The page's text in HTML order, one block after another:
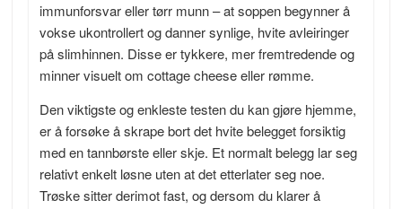
immunforsvar eller tørr munn – at soppen begynner å
vokse ukontrollert og danner synlige, hvite avleiringer
på slimhinnen. Disse er tykkere, mer fremtredende og
minner visuelt om cottage cheese eller rømme.
Den viktigste og enkleste testen du kan gjøre hjemme,
er å forsøke å skrape bort det hvite belegget forsiktig
med en tannbørste eller skje. Et normalt belegg lar seg
relativt enkelt løsne uten at det etterlater seg noe.
Trøske sitter derimot fast, og dersom du klarer å